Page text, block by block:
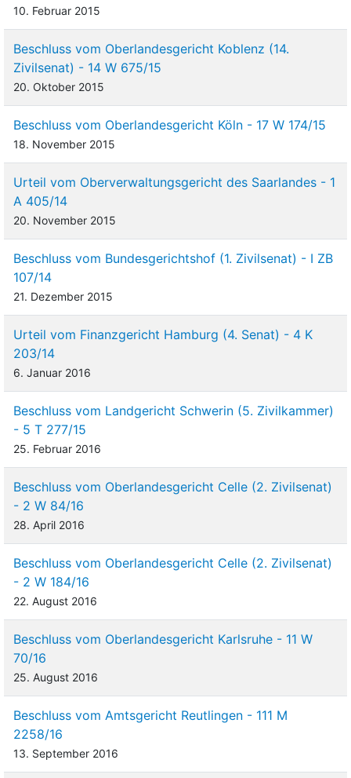
10. Februar 2015
Beschluss vom Oberlandesgericht Koblenz (14.
Zivilsenat) - 14 W 675/15
20. Oktober 2015
Beschluss vom Oberlandesgericht Köln - 17 W 174/15
18. November 2015
Urteil vom Oberverwaltungsgericht des Saarlandes - 1
A 405/14
20. November 2015
Beschluss vom Bundesgerichtshof (1. Zivilsenat) - I ZB
107/14
21. Dezember 2015
Urteil vom Finanzgericht Hamburg (4. Senat) - 4 K
203/14
6. Januar 2016
Beschluss vom Landgericht Schwerin (5. Zivilkammer)
- 5 T 277/15
25. Februar 2016
Beschluss vom Oberlandesgericht Celle (2. Zivilsenat)
- 2 W 84/16
28. April 2016
Beschluss vom Oberlandesgericht Celle (2. Zivilsenat)
- 2 W 184/16
22. August 2016
Beschluss vom Oberlandesgericht Karlsruhe - 11 W
70/16
25. August 2016
Beschluss vom Amtsgericht Reutlingen - 111 M
2258/16
13. September 2016